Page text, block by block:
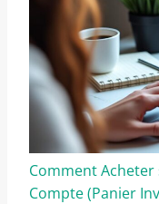
Comment Acheter
Compte (Panier